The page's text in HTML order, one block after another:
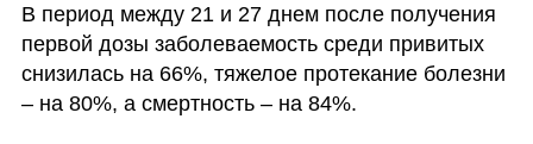
В период между 21 и 27 днем после получения
первой дозы заболеваемость среди привитых
снизилась на 66%, тяжелое протекание болезни
– на 80%, а смертность – на 84%.